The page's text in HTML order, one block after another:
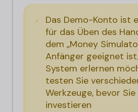
Das Demo-Konto ist
für das Üben des
dem „Money
Anfänger geeignet
System erlernen
testen Sie
Werkzeuge, bevor
investieren